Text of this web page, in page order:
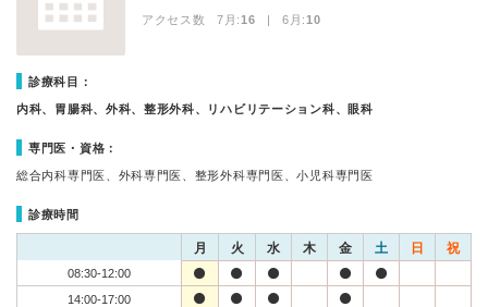
アクセス数 7月:16 | 6月:10
診療科目：
内科、胃腸科、外科、整形外科、リハビリテーション科、眼科
専門医・資格：
総合内科専門医、外科専門医、整形外科専門医、小児科専門医
診療時間
月 火 水 木 金 土 日 祝
08:30-12:00
14:00-17:00